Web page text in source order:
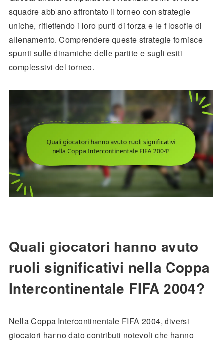
squadre abbiano affrontato il torneo con strategie
uniche, riflettendo i loro punti di forza e le filosofie di
allenamento. Comprendere queste strategie fornisce
spunti sulle dinamiche delle partite e sugli esiti
complessivi del torneo.
Quali giocatori hanno avuto
ruoli significativi nella Coppa
Intercontinentale FIFA 2004?
Nella Coppa Intercontinentale FIFA 2004, diversi
giocatori hanno dato contributi notevoli che hanno